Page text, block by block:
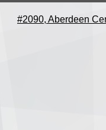
#2090, Aberdeen